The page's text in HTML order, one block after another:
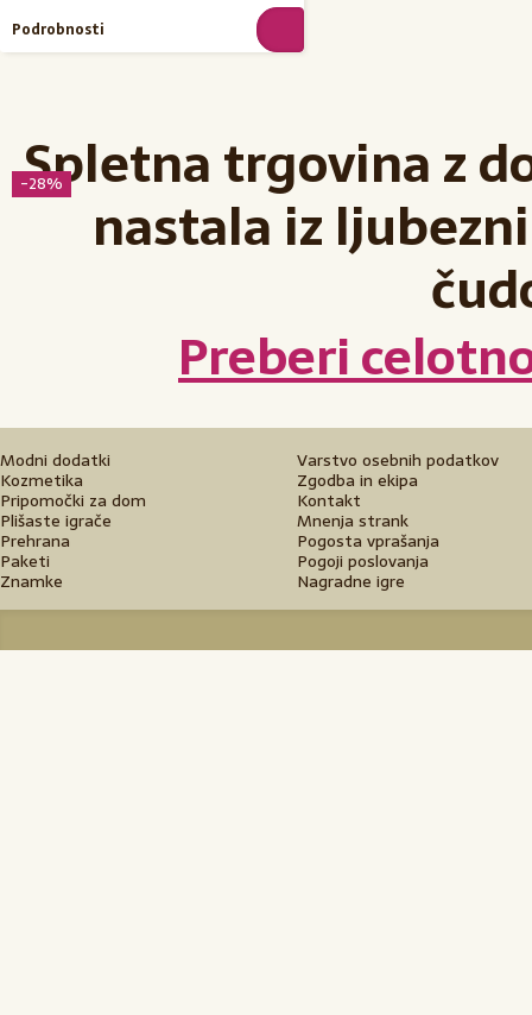
-28%
Podrobnosti
Spletna trgovina z
nastala iz
Preberi
Modni dodatki
Kozmetika
Pripomočki za dom
Plišaste igrače
Prehrana
Paketi
Znamke
Varstvo osebnih podatkov
Zgodba in ekipa
Kontakt
Mnenja strank
Pogosta vprašanja
Pogoji poslovanja
Nagradne igre